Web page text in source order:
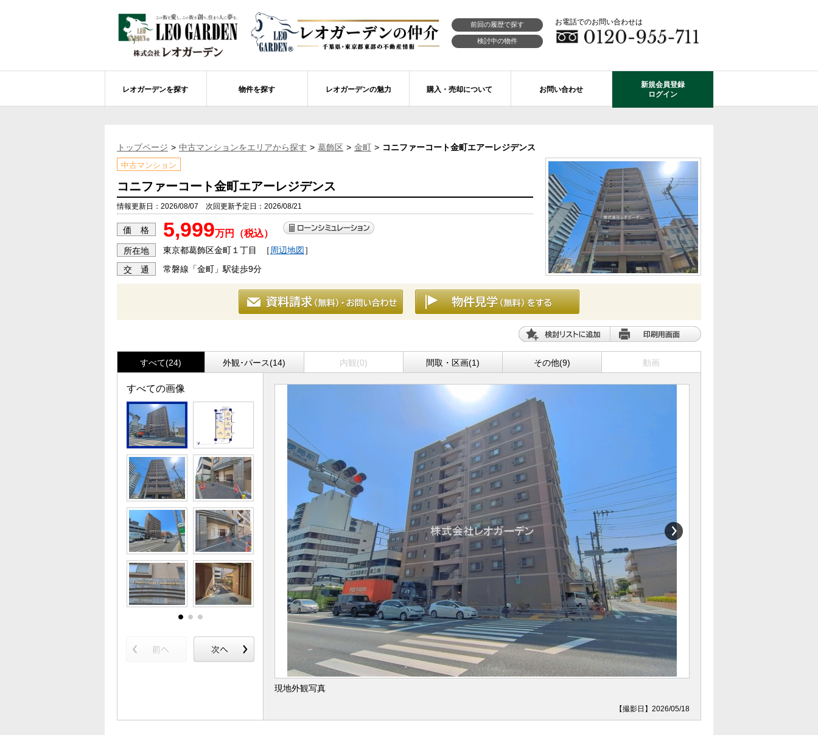
前回の履歴で探す
検討中の物件
お電話でのお問い合わせは
レオガーデンを探す
成田市のレオガーデン 習志野市のレオガーデン
レオガーデン成田 双響の街
レオガーデン西船橋 武尊の杜 レオガーデン北習志野 槙の杜 レオガーデン前貝塚町 澪の杜
レオガーデン新船橋 紫吹の街Ⅱ レオガーデン船橋 大楠の杜 レオガーデン船橋 静音の杜
レオガーデン船橋法典 朝陽の街〔第1期〕 レオガーデン成田 寛朝の杜
物件を探す
市川市エリアの物件情報 新築戸建てを探す
学区から探す
船橋市の学区から探す 習志野市の学区から探す 成田市の学区から探す
市川市の学区から探す お預かりしている物件 プール付住宅が建てられる物件
総武線沿線の未公開物件情報について
レオガーデンの魅力
レオ・グローブ カリフォルニア レオ・ラグジュアリー住宅
エクステリア&ガーデン
レオガーデンオーナーズ倶楽部について
レオガーデンオーナーズ倶楽部
断熱性能
太陽光発電システム
購入・売却について
住宅ローンのポイント 売買物件リクエスト
不動産はどうしたらいい？？
お問い合わせ
新規会員登録
ログイン
トップページ 中古マンションをエリアから探す 葛飾区 金町 コニファーコート金町エアーレジデンス
中古マンション
コニファーコート金町エアーレジデンス
情報更新日：2026/08/07 次回更新予定日：2026/08/21
価 格 5,999万円（税込）
所在地 東京都葛飾区金町１丁目 ［ 周辺地図］
交 通 常磐線「金町」駅徒歩9分
すべて(24) 外観･パース(14) 内観(0) 間取・区画(1) その他(9) 動画
すべての画像
現地外観写真
【撮影日】2026/05/18